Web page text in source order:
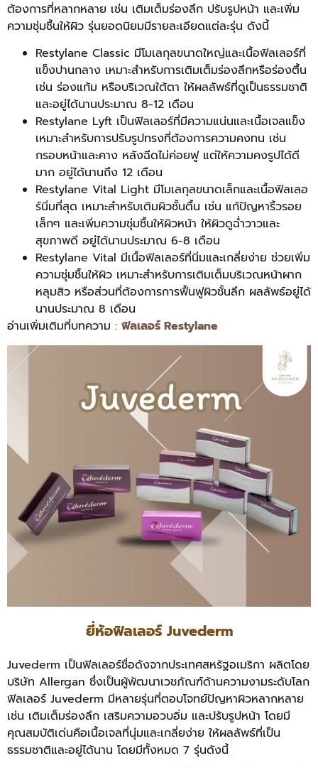
ต้องการที่หลากหลาย เช่น เติมเต็มร่องลึก ปรับรูปหน้า และเพิ่ม
ความชุ่มชื้นให้ผิว รุ่นยอดนิยมมีรายละเอียดแต่ละรุ่น ดังนี้
Restylane Classic มีโมเลกุลขนาดใหญ่และเนื้อฟิลเลอร์ที่
แข็งปานกลาง เหมาะสำหรับการเติมเต็มร่องลึกหรือร่องตื้น
เช่น ร่องแก้ม หรือบริเวณใต้ตา ให้ผลลัพธ์ที่ดูเป็นธรรมชาติ
และอยู่ได้นานประมาณ 8-12 เดือน
Restylane Lyft เป็นฟิลเลอร์ที่มีความแน่นและเนื้อเจลแข็ง
เหมาะสำหรับการปรับรูปทรงที่ต้องการความคงทน เช่น
กรอบหน้าและคาง หลังฉีดไม่ค่อยฟู แต่ให้ความคงรูปได้ดี
มาก อยู่ได้นานถึง 12 เดือน
Restylane Vital Light มีโมเลกุลขนาดเล็กและเนื้อฟิลเลอ
ร์นิ่มที่สุด เหมาะสำหรับเติมผิวชั้นตื้น เช่น แก้ปัญหาริ้วรอย
เล็กๆ และเพิ่มความชุ่มชื้นให้ผิวหน้า ให้ผิวดูฉ่ำวาวและ
สุขภาพดี อยู่ได้นานประมาณ 6-8 เดือน
Restylane Vital มีเนื้อฟิลเลอร์ที่นิ่มและเกลี่ยง่าย ช่วยเพิ่ม
ความชุ่มชื้นให้ผิว เหมาะสำหรับการเติมเต็มบริเวณหน้าผาก
หลุมสิว หรือส่วนที่ต้องการการฟื้นฟูผิวชั้นลึก ผลลัพธ์อยู่ได้
นานประมาณ 8 เดือน
อ่านเพิ่มเติมที่บทความ : ฟิลเลอร์ Restylane
ยี่ห้อฟิลเลอร์ Juvederm
Juvederm เป็นฟิลเลอร์ชื่อดังจากประเทศสหรัฐอเมริกา ผลิตโดย
บริษัท Allergan ซึ่งเป็นผู้พัฒนาเวชภัณฑ์ด้านความงามระดับโลก
ฟิลเลอร์ Juvederm มีหลายรุ่นที่ตอบโจทย์ปัญหาผิวหลากหลาย
เช่น เติมเต็มร่องลึก เสริมความอวบอิ่ม และปรับรูปหน้า โดยมี
คุณสมบัติเด่นคือเนื้อเจลที่นุ่มและเกลี่ยง่าย ให้ผลลัพธ์ที่เป็น
ธรรมชาติและอยู่ได้นาน โดยมีทั้งหมด 7 รุ่นดังนี้